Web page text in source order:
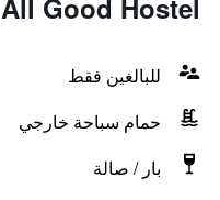
All Good Hostel
للبالغين فقط
حمام سباحة خارجي
بار / صالة